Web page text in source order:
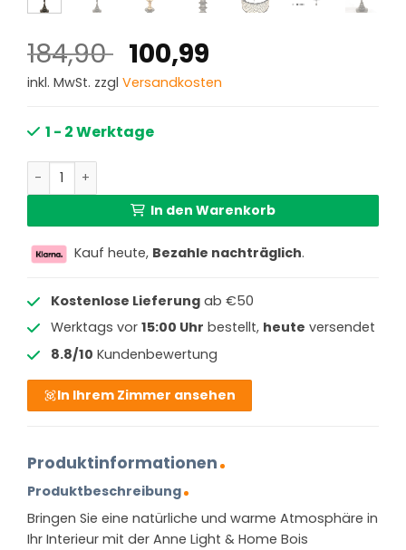
184,90 Ursprünglicher
Preis
184,90 €
100,99
Preis
inkl. MwSt. zzgl Versandkosten
1 - 2 Werktage
Design Holztischlampe mit Rattanschirm Anne Light &
In den Warenkorb
Kauf heute, Bezahle nachträglich.
Kostenlose Lieferungab €50
Werktags vor 15:00 Uhr bestellt, heute versendet
8.8/10 Kundenbewertung
In Ihrem Zimmer ansehen
Produktinformationen
Produktbeschreibung
Bringen Sie eine natürliche und warme Atmosphäre in
Ihr Interieur mit der Anne Light & Home Bois